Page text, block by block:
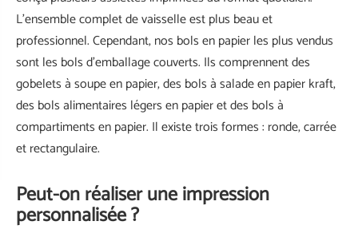
L'ensemble complet de vaisselle est plus beau et
professionnel. Cependant, nos bols en papier les plus vendus
sont les bols d'emballage couverts. Ils comprennent des
gobelets à soupe en papier, des bols à salade en papier kraft,
des bols alimentaires légers en papier et des bols à
compartiments en papier. Il existe trois formes : ronde, carrée
et rectangulaire.
Peut-on réaliser une impression
personnalisée ?